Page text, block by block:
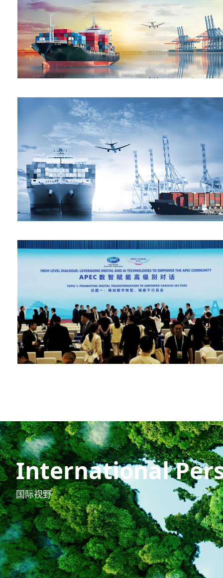
International
国际视野